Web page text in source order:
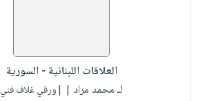
العلاقات اللبنانية - السورية
لـ محمد مراد | |ورقي غلاف فني